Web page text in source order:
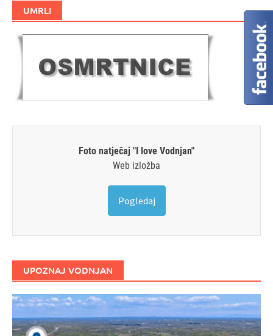
UMRLI
Foto natječaj "I love Vodnjan"
Web izložba
Pogledaj
UPOZNAJ VODNJAN